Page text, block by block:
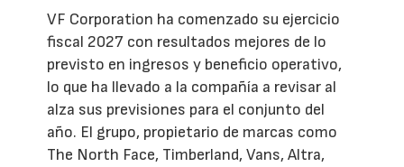
VF Corporation ha comenzado su ejercicio
fiscal 2027 con resultados mejores de lo
previsto en ingresos y beneficio operativo,
lo que ha llevado a la compañía a revisar al
alza sus previsiones para el conjunto del
año. El grupo, propietario de marcas como
The North Face, Timberland, Vans, Altra,